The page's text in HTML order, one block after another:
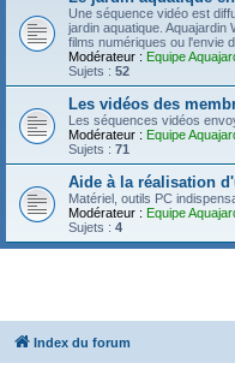
Une séquence vidéo est
jardin aquatique.
films numériques ou l'envie
Modérateur : Equipe
Sujets : 52
Les vidéos des
Les séquences vidéos
Modérateur : Equipe
Sujets : 71
Aide à la réalisation
Matériel, outils PC
Modérateur : Equipe
Sujets : 4
Index du forum